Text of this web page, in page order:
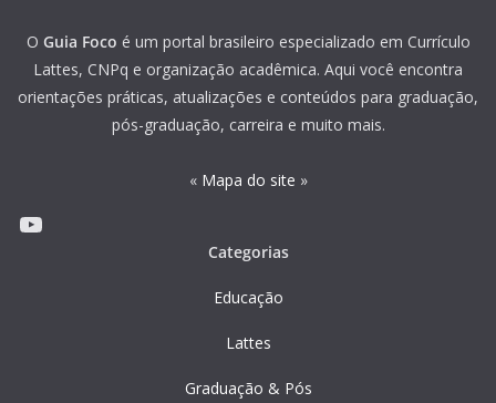
O Guia Foco é um portal brasileiro especializado em Currículo
Lattes, CNPq e organização acadêmica. Aqui você encontra
orientações práticas, atualizações e conteúdos para graduação,
pós-graduação, carreira e muito mais.
« Mapa do site »
Youtube
Categorias
Educação
Lattes
Graduação & Pós